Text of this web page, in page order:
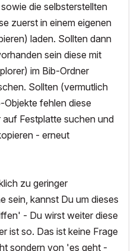
die selbsterstellten
zuerst in einem eigenen
laden. Sollten dann
sein diese mit
im Bib-Ordner
Sollten (vermutlich
fehlen diese
Festplatte suchen und
- erneut
zu geringer
sein, kannst Du um dieses
- Du wirst weiter diese
ist so. Das ist keine Frage
sondern von 'es geht -